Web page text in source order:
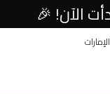
الإمارات
الآن! 🎉